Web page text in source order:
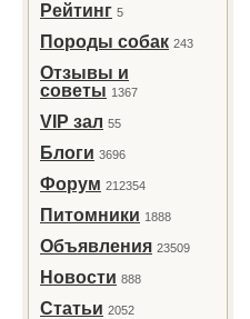
Рейтинг 5
Породы собак 243
Отзывы и
советы 1367
VIP зал 55
Блоги 3696
Форум 212354
Питомники 1888
Объявления 23509
Новости 888
Статьи 2052